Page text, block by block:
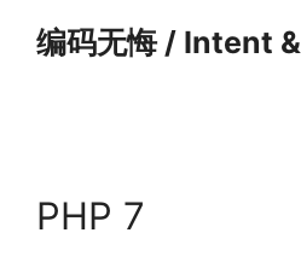
编码无悔 / Intent
PHP 7